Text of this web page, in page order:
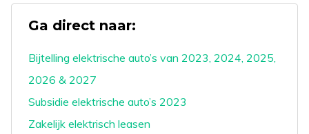
Ga direct naar:
Bijtelling elektrische auto’s van 2023, 2024, 2025,
2026 & 2027
Subsidie elektrische auto’s 2023
Zakelijk elektrisch leasen